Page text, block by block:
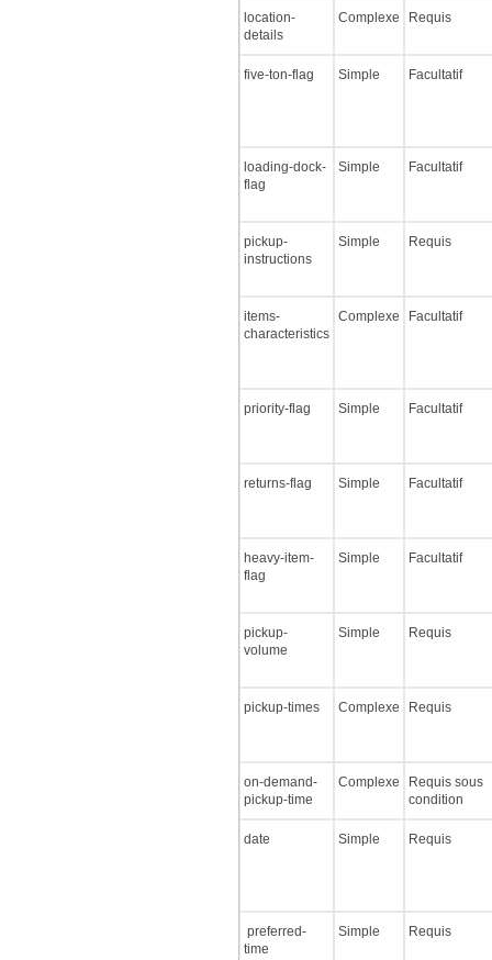
location-
details
Complexe Requis
five-ton-flag Simple Facultatif
loading-dock-
flag
Simple Facultatif
pickup-
instructions
Simple Requis
items-
characteristics
Complexe Facultatif
priority-flag Simple Facultatif
returns-flag Simple Facultatif
heavy-item-
flag
Simple Facultatif
pickup-
volume
Simple Requis
pickup-times Complexe Requis
on-demand-
pickup-time
Complexe
Requis sous
condition
date Simple Requis
preferred-
time
Simple Requis